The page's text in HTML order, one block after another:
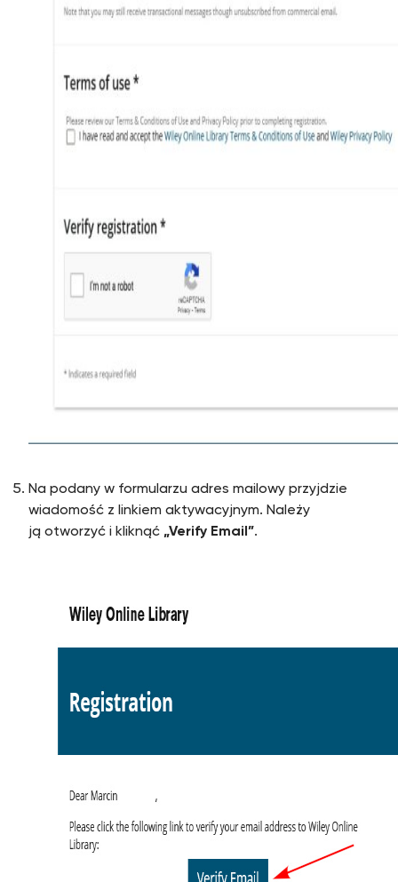
Na podany w formularzu adres mailowy przyjdzie
wiadomość z linkiem aktywacyjnym. Należy
ją otworzyć i kliknąć „Verify Email”.